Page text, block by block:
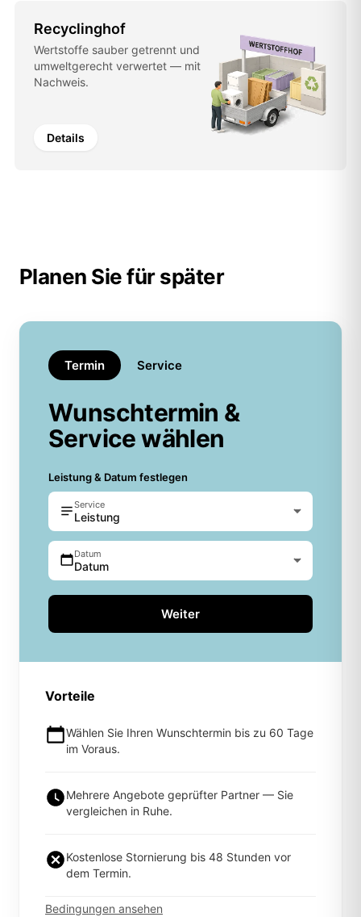
Recyclinghof
Wertstoffe sauber getrennt und
umweltgerecht verwertet — mit
Nachweis.
Details
Planen Sie für später
Termin Service
Wunschtermin &
Service wählen
Leistung & Datum festlegen
Service
Leistung
Datum
Datum
Weiter
Vorteile
Wählen Sie Ihren Wunschtermin bis zu 60 Tage
im Voraus.
Mehrere Angebote geprüfter Partner — Sie
vergleichen in Ruhe.
Kostenlose Stornierung bis 48 Stunden vor
dem Termin.
Bedingungen ansehen